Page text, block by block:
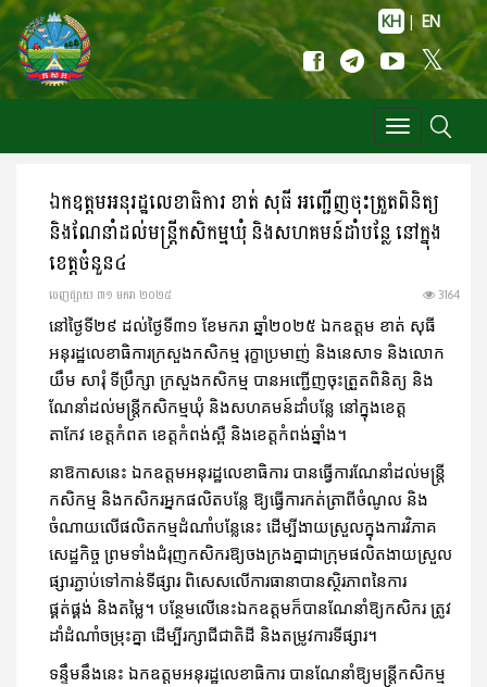
KH | EN
Toggle
navigation
ឯកឧត្តមអនុរដ្ឋលេខាធិការ ខាត់ សុធី អញ្ជើញចុះត្រួតពិនិត្យ
និងណែនាំដល់មន្ត្រីកសិកម្មឃុំ និងសហគមន៍ដាំបន្លែ នៅក្នុង
ខេត្តចំនួន៤
ចេញ​ផ្សាយ​ ៣១ មករា ២០២៥ 3164
នៅថ្ងៃទី២៩ ដល់ថ្ងៃទី៣១ ខែមករា ឆ្នាំ២០២៥ ឯកឧត្តម ខាត់ សុធី
អនុរដ្ឋលេខាធិការក្រសួងកសិកម្ម រុក្ខាប្រមាញ់ និងនេសាទ និងលោក
យឹម សារុំ ទីប្រឹក្សា ក្រសួងកសិកម្ម បានអញ្ជើញចុះត្រួតពិនិត្យ និង
ណែនាំដល់មន្ត្រីកសិកម្មឃុំ និងសហគមន៍ដាំបន្លែ នៅក្នុងខេត្ត
តាកែវ ខេត្តកំពត ខេត្តកំពង់ស្ពឺ និងខេត្តកំពង់ឆ្នាំង។
នាឱកាសនេះ ឯកឧត្តមអនុរដ្ឋលេខាធិការ បានធ្វើការណែនាំដល់មន្ត្រី
កសិកម្ម និងកសិករអ្នកផលិតបន្លែ ឱ្យធ្វើការកត់ត្រាពីចំណូល និង
ចំណាយលើផលិតកម្មដំណាំបន្លែនេះ ដើម្បីងាយស្រួលក្នុងការវិភាគ
សេដ្ឋកិច្ច ព្រមទាំងជំរុញកសិករឱ្យចងក្រងគ្នាជាក្រុមផលិតងាយស្រួល
ផ្សារភ្ជាប់ទៅកាន់ទីផ្សារ ពិសេសលើការធានាបានស្ថិរភាពនៃការ
ផ្គត់ផ្គង់ និងតម្លៃ។ បន្ថែមលើនេះឯកឧត្តមក៏បានណែនាំឱ្យកសិករ ត្រូវ
ដាំដំណាំចម្រុះគ្នា ដើម្បីរក្សាជីជាតិដី និងតម្រូវការទីផ្សារ។
ទន្ទឹមនឹងនេះ ឯកឧត្តមអនុរដ្ឋលេខាធិការ បានណែនាំឱ្យមន្ត្រីកសិកម្ម